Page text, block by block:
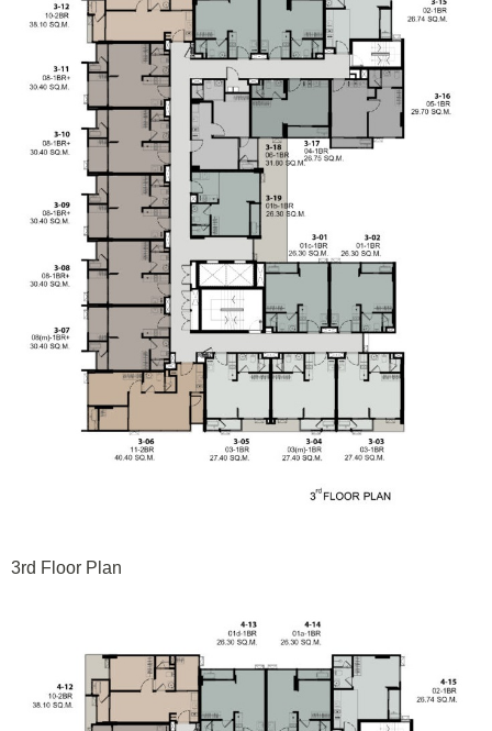
3rd Floor Plan